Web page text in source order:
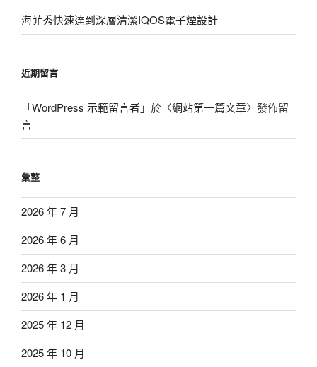
海菲秀快速達到深層清潔IQOS電子煙設計
近期留言
「WordPress 示範留言者」於〈網站第一篇文章〉發佈留
言
彙整
2026 年 7 月
2026 年 6 月
2026 年 3 月
2026 年 1 月
2025 年 12 月
2025 年 10 月